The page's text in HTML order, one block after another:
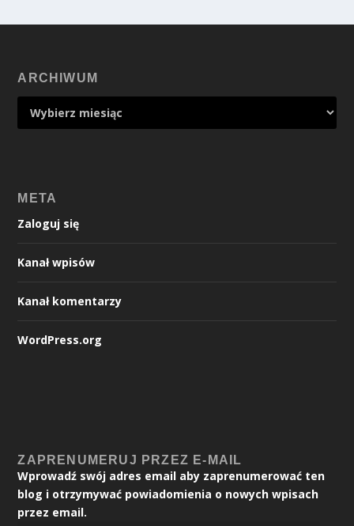
ARCHIWUM
META
Zaloguj się
Kanał wpisów
Kanał komentarzy
WordPress.org
ZAPRENUMERUJ PRZEZ E-MAIL
Wprowadź swój adres email aby zaprenumerować ten
blog i otrzymywać powiadomienia o nowych wpisach
przez email.